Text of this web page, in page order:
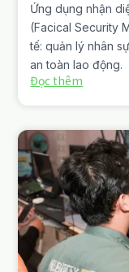
Ứng dụng nhận
(Facical Security
tế: quản lý nhân
an toàn lao động.
Đọc thêm